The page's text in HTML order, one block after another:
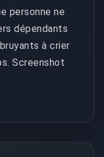
personne ne
dépendants
à crier
Screenshot